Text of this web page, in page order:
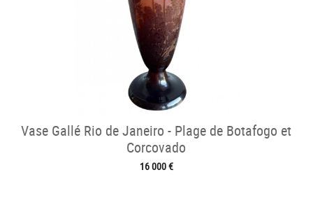
Vase Gallé Rio de Janeiro - Plage de Botafogo et
Corcovado
16 000 €